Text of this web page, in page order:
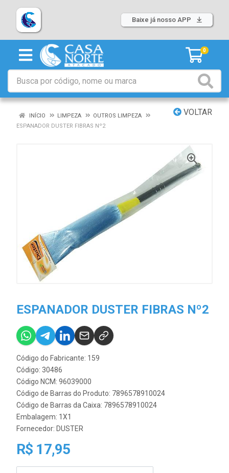
Baixe já nosso APP
0
VOLTAR
INÍCIO LIMPEZA
OUTROS LIMPEZA
ESPANADOR DUSTER FIBRAS Nº2
ESPANADOR DUSTER FIBRAS Nº2
Código do Fabricante: 159
Código: 30486
Código NCM: 96039000
Código de Barras do Produto: 7896578910024
Código de Barras da Caixa: 7896578910024
Embalagem: 1X1
Fornecedor: DUSTER
R$ 17,95